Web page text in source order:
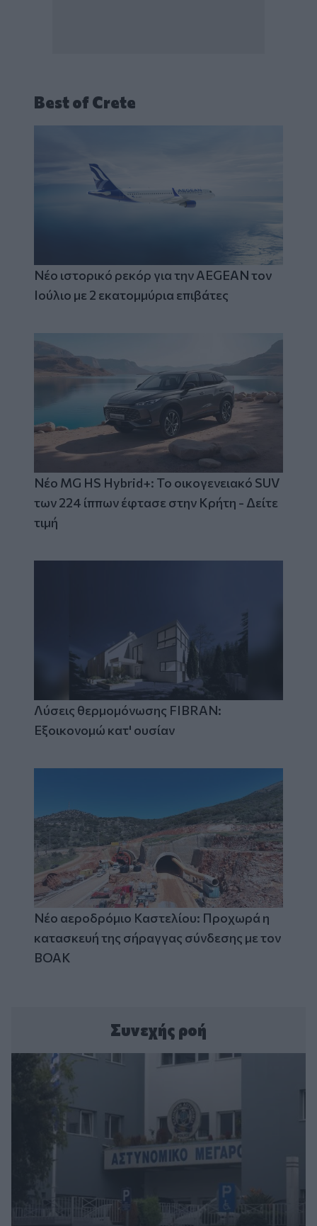
Best of Crete
Νέο ιστορικό ρεκόρ για την AEGEAN τον
Ιούλιο με 2 εκατομμύρια επιβάτες
Νέο MG HS Hybrid+: Το οικογενειακό SUV
των 224 ίππων έφτασε στην Κρήτη - Δείτε
τιμή
Λύσεις θερμομόνωσης FIBRAN:
Εξοικονομώ κατ' ουσίαν
Νέο αεροδρόμιο Καστελίου: Προχωρά η
κατασκευή της σήραγγας σύνδεσης με τον
ΒΟΑΚ
Συνεχής ροή